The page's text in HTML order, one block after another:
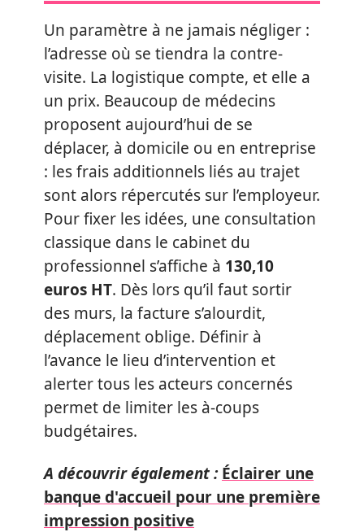
Un paramètre à ne jamais négliger :
l’adresse où se tiendra la contre-
visite. La logistique compte, et elle a
un prix. Beaucoup de médecins
proposent aujourd’hui de se
déplacer, à domicile ou en entreprise
: les frais additionnels liés au trajet
sont alors répercutés sur l’employeur.
Pour fixer les idées, une consultation
classique dans le cabinet du
professionnel s’affiche à 130,10
euros HT. Dès lors qu’il faut sortir
des murs, la facture s’alourdit,
déplacement oblige. Définir à
l’avance le lieu d’intervention et
alerter tous les acteurs concernés
permet de limiter les à-coups
budgétaires.
A découvrir également : Éclairer une
banque d'accueil pour une première
impression positive